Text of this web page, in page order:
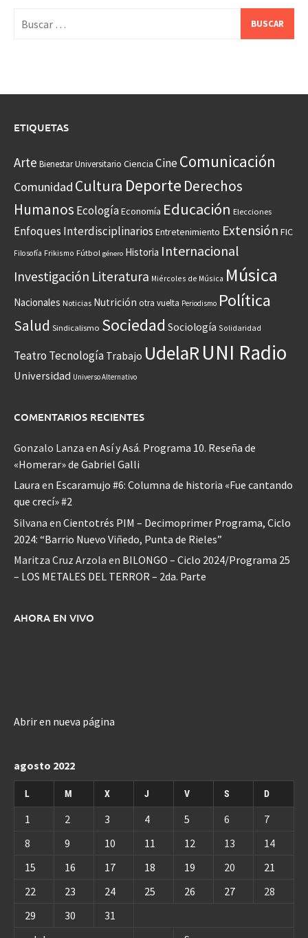
ETIQUETAS
Arte Bienestar Universitario Ciencia CineComunicación
Comunidad Cultura Deporte Derechos
Humanos EcologíaEconomía Educación Elecciones
Enfoques Interdisciplinarios Entretenimiento Extensión FIC
Filosofía Frikismo Fútbol género Historia Internacional
Investigación Literatura Miércoles de Música Música
Nacionales Noticias Nutrición otra vuelta Periodismo Política
Salud Sindicalismo Sociedad Sociología Solidaridad
Teatro Tecnología Trabajo UdelaRUNI Radio
Universidad Universo Alternativo
COMENTARIOS RECIENTES
Gonzalo Lanza en Así y Asá. Programa 10. Reseña de
«Homerar» de Gabriel Galli
Laura en Escaramujo #6: Columna de historia «Fue cantando
que crecí» #2
Silvana en Cientotrés PIM – Decimoprimer Programa, Ciclo
2024: “Barrio Nuevo Viñedo, Punta de Rieles”
Maritza Cruz Arzola en BILONGO – Ciclo 2024/Programa 25
– LOS METALES DEL TERROR – 2da. Parte
AHORA EN VIVO
Abrir en nueva página
agosto 2022
L M X J V S D
1 2 3 4 5 6
7
8
9 10 11 12 13
14
15
16 17 18 19 20
21
22
23 24 25 26 27
28
29
30 31